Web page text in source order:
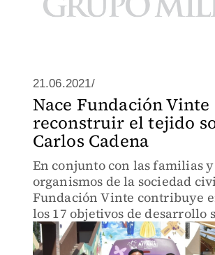
21.06.2021/
Nace Fundación Vinte
reconstruir el tejido
Carlos Cadena
En conjunto con las familias y
organismos de la sociedad
Fundación Vinte contribuye
los 17 objetivos de desarrollo
del Programa de las
para los Asentamientos